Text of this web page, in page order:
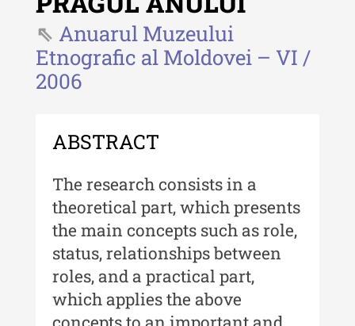
Revista "Cercetări istorice" - XLII -
2023
Indexul Complet
de Istorie a Moldovei
Muzeului de Istorie a Moldovei -
XXIV / 2018
Buletinul ”Ioan Neculce” al
Muzeului de Istorie a Moldovei -
XXIII / 2017
Buletinul ”Ioan Neculce” al
Anuarul Muzeului
Etnografic al Moldovei – VI /
2006
ABSTRACT
The research consists in a
theoretical part, which presents
the main concepts such as role,
status, relationships between
roles, and a practical part,
which applies the above